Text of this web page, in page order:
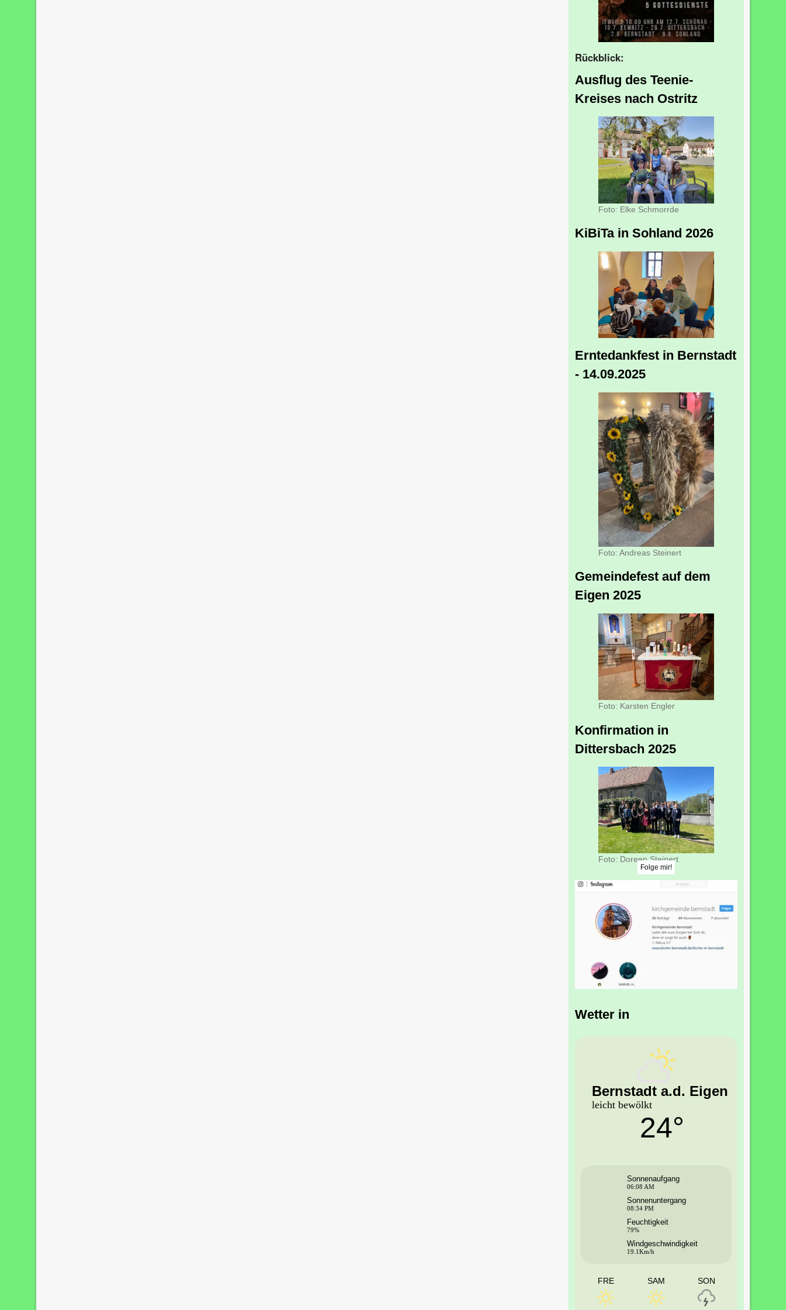
Rückblick:
Ausflug des Teenie-
Kreises nach Ostritz
Foto: Elke Schmorrde
KiBiTa in Sohland 2026
Erntedankfest in Bernstadt
- 14.09.2025
Foto: Andreas Steinert
Gemeindefest auf dem
Eigen 2025
Foto: Karsten Engler
Konfirmation in
Dittersbach 2025
Foto: Doreen Steinert
Folge mir!
Wetter in
Bernstadt a.d. Eigen
leicht bewölkt
24°
Sonnenaufgang
06:08 AM
Sonnenuntergang
08:34 PM
Feuchtigkeit
79%
Windgeschwindigkeit
19.1Km/h
FRE SAM SON